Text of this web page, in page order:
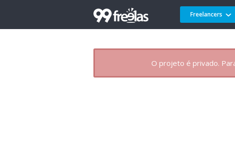
Freelancers
O projeto é privado.